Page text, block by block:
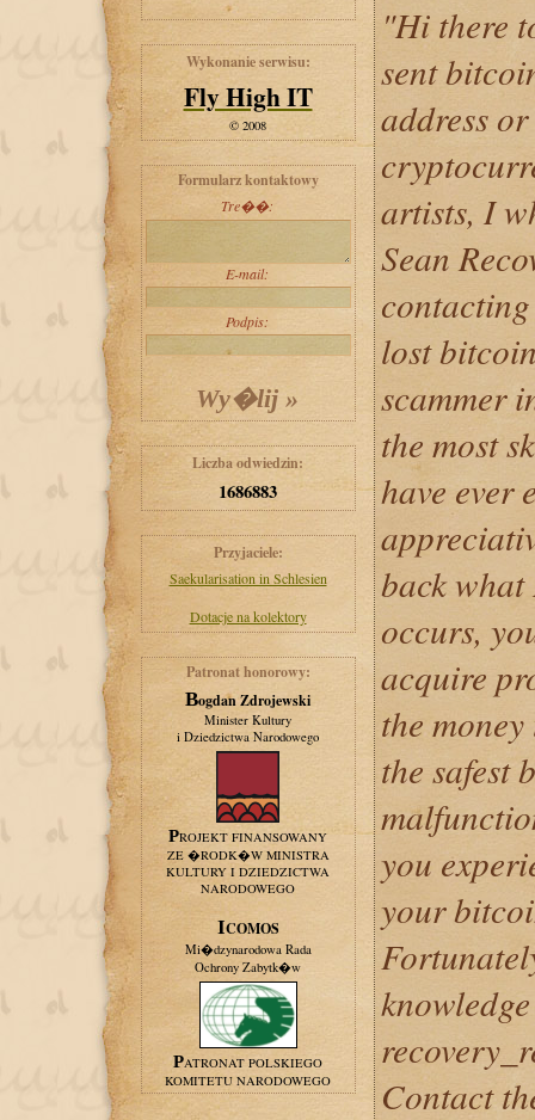
Wykonanie serwisu:
Fly High IT
© 2008
Formularz kontaktowy
Tre��:
E-mail:
Podpis:
Liczba odwiedzin:
1686883
Przyjaciele:
Saekularisation in Schlesien
Dotacje na kolektory
Patronat honorowy:
Bogdan Zdrojewski
Minister Kultury
i Dziedzictwa Narodowego
PROJEKT FINANSOWANY
ZE �RODK�W MINISTRA
KULTURY I DZIEDZICTWA
NARODOWEGO
ICOMOS
Mi�dzynarodowa Rada
Ochrony Zabytk�w
PATRONAT POLSKIEGO
KOMITETU NARODOWEGO
"Hi there
sent
address
artists, I
Sean
lost
scammer
the most
have ever
back
occurs,
acquire
the
the safest
you
your
Contact